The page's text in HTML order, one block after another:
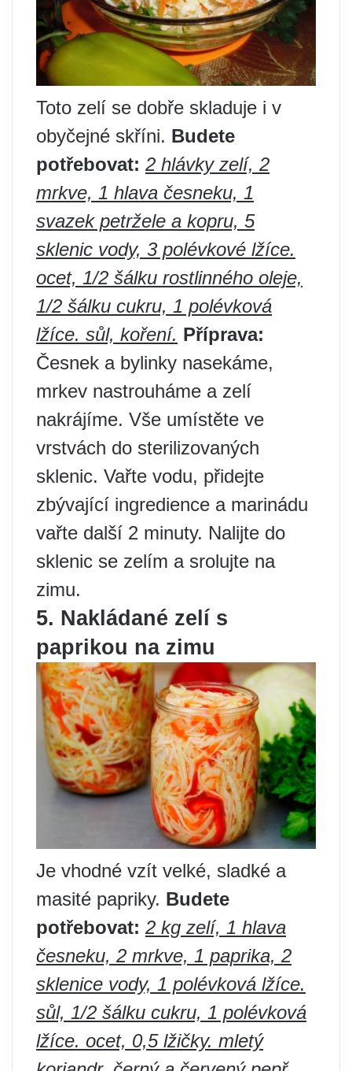
Toto zelí se dobře skladuje i v
obyčejné skříni. Budete
potřebovat: 2 hlávky zelí, 2
mrkve, 1 hlava česneku, 1
svazek petržele a kopru, 5
sklenic vody, 3 polévkové lžíce.
ocet, 1/2 šálku rostlinného oleje,
1/2 šálku cukru, 1 polévková
lžíce. sůl, koření. Příprava:
Česnek a bylinky nasekáme,
mrkev nastrouháme a zelí
nakrájíme. Vše umístěte ve
vrstvách do sterilizovaných
sklenic. Vařte vodu, přidejte
zbývající ingredience a marinádu
vařte další 2 minuty. Nalijte do
sklenic se zelím a srolujte na
zimu.
5. Nakládané zelí s
paprikou na zimu
Je vhodné vzít velké, sladké a
masité papriky. Budete
potřebovat: 2 kg zelí, 1 hlava
česneku, 2 mrkve, 1 paprika, 2
sklenice vody, 1 polévková lžíce.
sůl, 1/2 šálku cukru, 1 polévková
lžíce. ocet, 0,5 lžičky. mletý